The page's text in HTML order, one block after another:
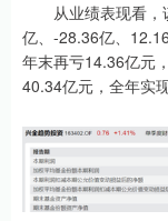
从业绩表现看，
亿、-28.36亿、
年末再亏14.36亿元
40.34亿元，全年实